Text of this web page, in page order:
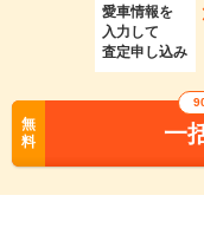
愛車情報を
入力して
査定申し込み
無
料
一